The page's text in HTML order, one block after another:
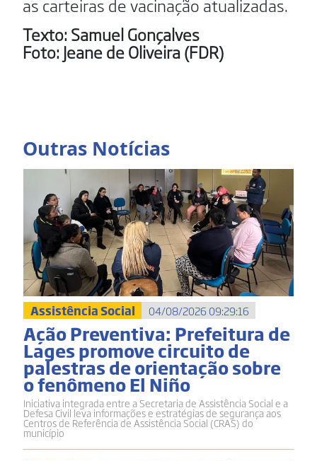
as carteiras de vacinação atualizadas.
Texto: Samuel Gonçalves
Foto: Jeane de Oliveira (FDR)
Outras Notícias
Assistência Social 04/08/2026 09:29:16
Ação Preventiva: Prefeitura de
Lages promove circuito de
palestras de orientação sobre
o fenômeno El Niño
Iniciativa integrada entre a Secretaria de Assistência Social e a
Defesa Civil leva informações e estratégias de segurança aos
Centros de Referência de Assistência Social (CRAS) do
município